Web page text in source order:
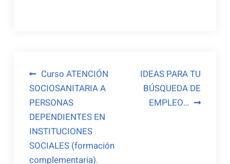
Navegación
de
entradas
Curso ATENCIÓN
SOCIOSANITARIA A
PERSONAS
DEPENDIENTES EN
INSTITUCIONES
SOCIALES (formación
complementaria).
IDEAS PARA TU
BÚSQUEDA DE
EMPLEO…